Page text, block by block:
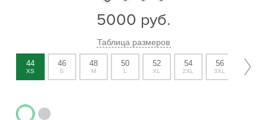
5000 руб.
Таблица размеров
44
XS
46
S
48
M
50
L
52
XL
54
2XL
56
3XL
58
4XL